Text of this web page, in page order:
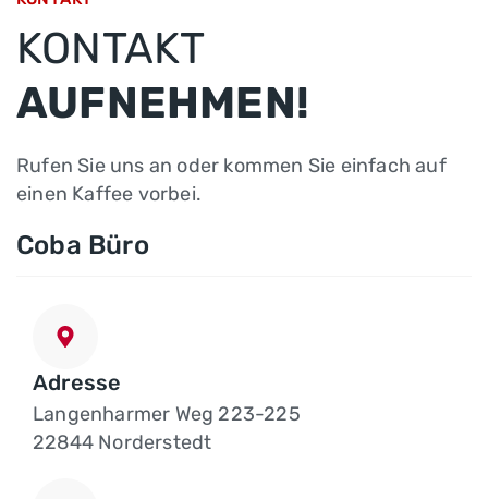
KONTAKT
AUFNEHMEN!
Rufen Sie uns an oder kommen Sie einfach auf
einen Kaffee vorbei.
Coba Büro
Adresse
Langenharmer Weg 223-225
22844 Norderstedt